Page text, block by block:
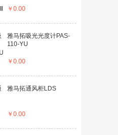
￥ 0.00
雅马拓吸光光度计PAS-
110-YU
￥ 0.00
雅马拓通风柜LDS
￥ 0.00